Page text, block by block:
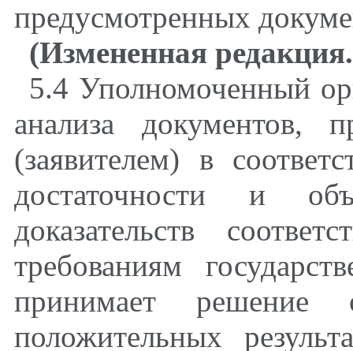
предусмотренных
(Измененная
5.4 Уполномоченный
анализа документов,
(заявителем) в
достаточности и
доказательств
требованиям
принимает
положительных